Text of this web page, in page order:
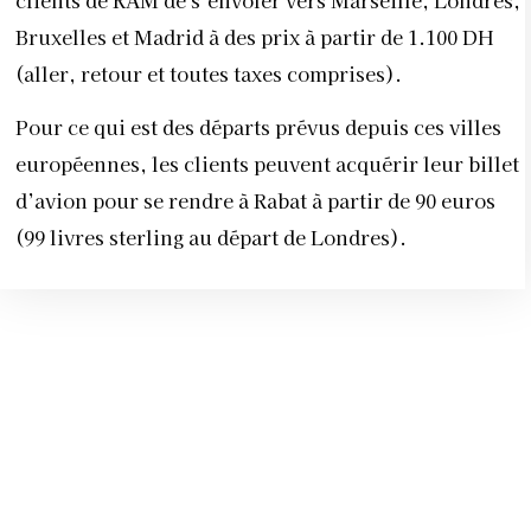
Bruxelles et Madrid à des prix à partir de 1.100 DH
(aller, retour et toutes taxes comprises).
Pour ce qui est des départs prévus depuis ces villes
européennes, les clients peuvent acquérir leur billet
d’avion pour se rendre à Rabat à partir de 90 euros
(99 livres sterling au départ de Londres).